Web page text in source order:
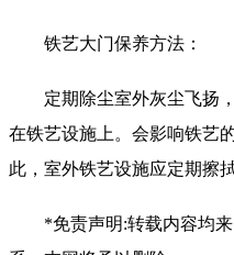
铁艺大门保养方法：
定期除尘室外灰尘飞扬，
在铁艺设施上。会影响铁艺
此，室外铁艺设施应定期擦
*免责声明:转载内容均来